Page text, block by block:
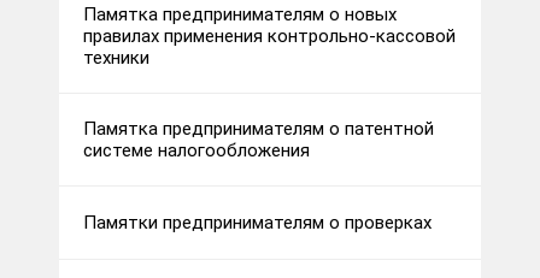
Памятка предпринимателям о новых
правилах применения контрольно-кассовой
техники
Памятка предпринимателям о патентной
системе налогообложения
Памятки предпринимателям о проверках